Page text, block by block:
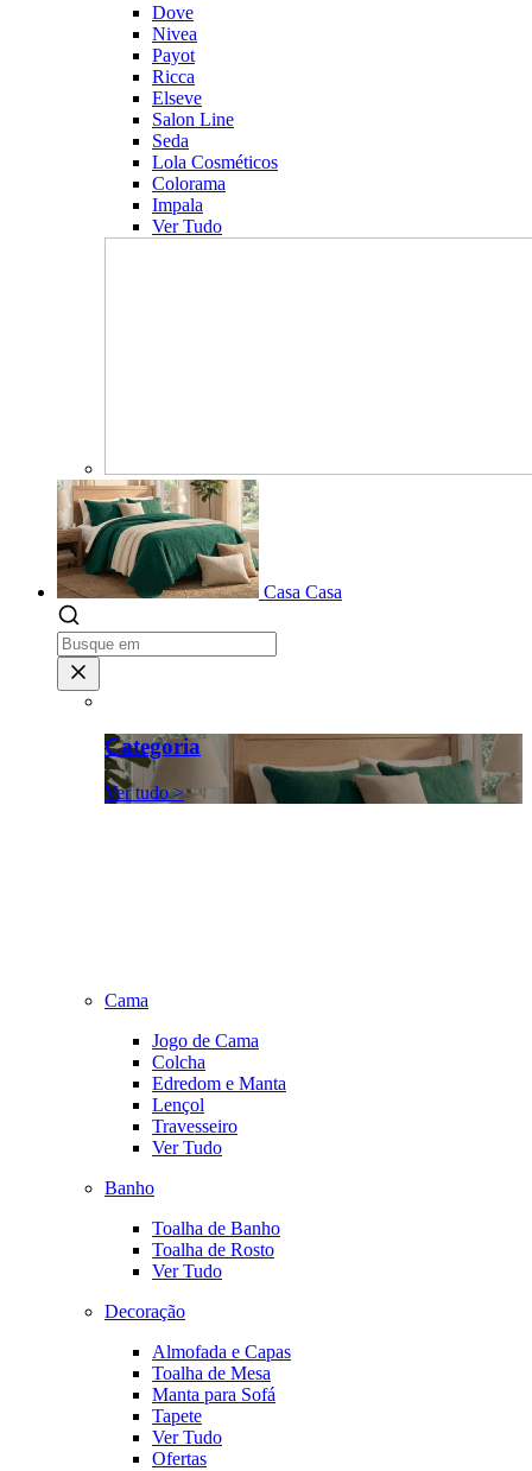
Dove
Nivea
Payot
Ricca
Elseve
Salon Line
Seda
Lola Cosméticos
Colorama
Impala
Ver Tudo
Casa Casa
Categoria
Ver tudo >
Cama
Jogo de Cama
Colcha
Edredom e Manta
Lençol
Travesseiro
Ver Tudo
Banho
Toalha de Banho
Toalha de Rosto
Ver Tudo
Decoração
Almofada e Capas
Toalha de Mesa
Manta para Sofá
Tapete
Ver Tudo
Ofertas